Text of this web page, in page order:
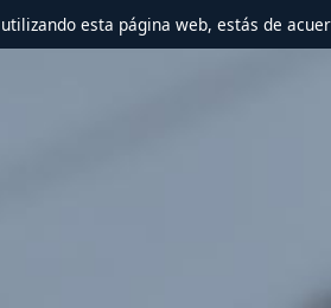
esta página web, estás de